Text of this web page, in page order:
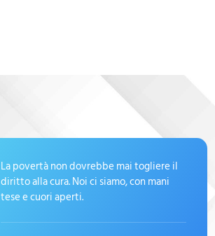
La povertà non dovrebbe mai togliere il
diritto alla cura. Noi ci siamo, con mani
tese e cuori aperti.